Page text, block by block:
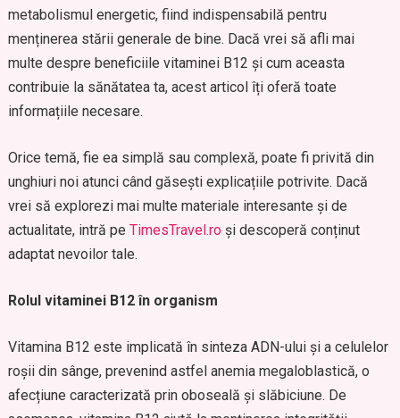
metabolismul energetic, fiind indispensabilă pentru
menținerea stării generale de bine. Dacă vrei să afli mai
multe despre beneficiile vitaminei B12 și cum aceasta
contribuie la sănătatea ta, acest articol îți oferă toate
informațiile necesare.
Orice temă, fie ea simplă sau complexă, poate fi privită din
unghiuri noi atunci când găsești explicațiile potrivite. Dacă
vrei să explorezi mai multe materiale interesante și de
actualitate, intră pe TimesTravel.roși descoperă conținut
adaptat nevoilor tale.
Rolul vitaminei B12 în organism
Vitamina B12 este implicată în sinteza ADN-ului și a celulelor
roșii din sânge, prevenind astfel anemia megaloblastică, o
afecțiune caracterizată prin oboseală și slăbiciune. De